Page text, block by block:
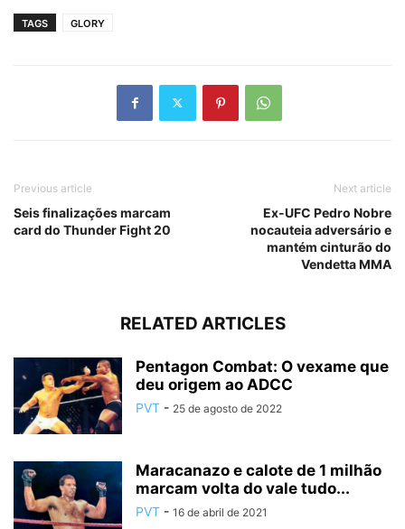
TAGS GLORY
Previous article
Seis finalizações marcam
card do Thunder Fight 20
Next article
Ex-UFC Pedro Nobre
nocauteia adversário e
mantém cinturão do
Vendetta MMA
RELATED ARTICLES
Pentagon Combat: O vexame que
deu origem ao ADCC
PVT - 25 de agosto de 2022
Maracanazo e calote de 1 milhão
marcam volta do vale tudo...
PVT - 16 de abril de 2021